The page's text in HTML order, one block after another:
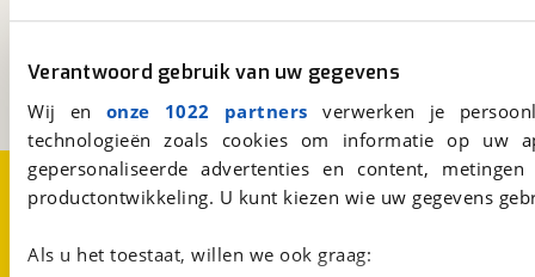
Verantwoord gebruik van uw gegevens
Wij en onze 1022 partners verwerken je
technologieën zoals cookies om informatie op
gepersonaliseerde advertenties en content,
productontwikkeling. U kunt kiezen wie uw gegevens
Als u het toestaat, willen we ook graag:
Een initiatief van
Over viaBOVAG.nlDisclaimer- en Privacyverklaring
CookievoorkeurenVacatures